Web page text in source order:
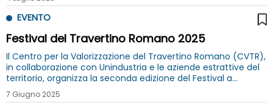
EVENTO
Festival del Travertino Romano 2025
Il Centro per la Valorizzazione del Travertino Romano (CVTR),
in collaborazione con Unindustria e le aziende estrattive del
territorio, organizza la seconda edizione del Festival a
Guidonia: 7-20 giugno ed evento finale il 4 luglio
7 Giugno 2025